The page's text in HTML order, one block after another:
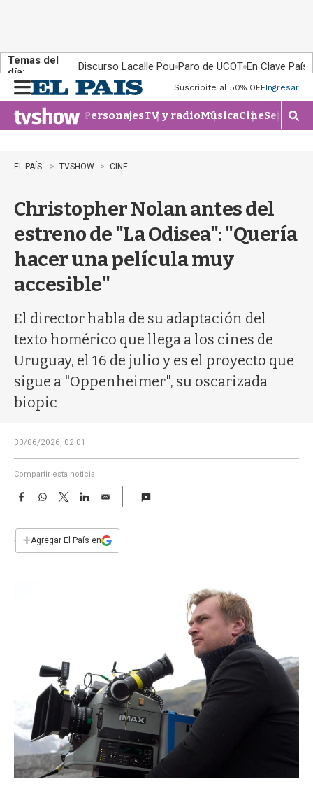
Temas del
día:
Discurso Lacalle Pou Paro de UCOT En Clave País
n
u
Suscribite al 50% OFFIngresar
PersonajesTV y radioMúsicaCineSeries
M
o
�
EL PAÍS TVSHOW CINE
Christopher Nolan antes del
estreno de "La Odisea": "Quería
hacer una película muy
accesible"
El director habla de su adaptación del
texto homérico que llega a los cines de
Uruguay, el 16 de julio y es el proyecto que
sigue a "Oppenheimer", su oscarizada
biopic
30/06/2026, 02:01
Compartir esta noticia
F
e
b
W
s
T
w
t
L
E
i
l
+Agregar El País en